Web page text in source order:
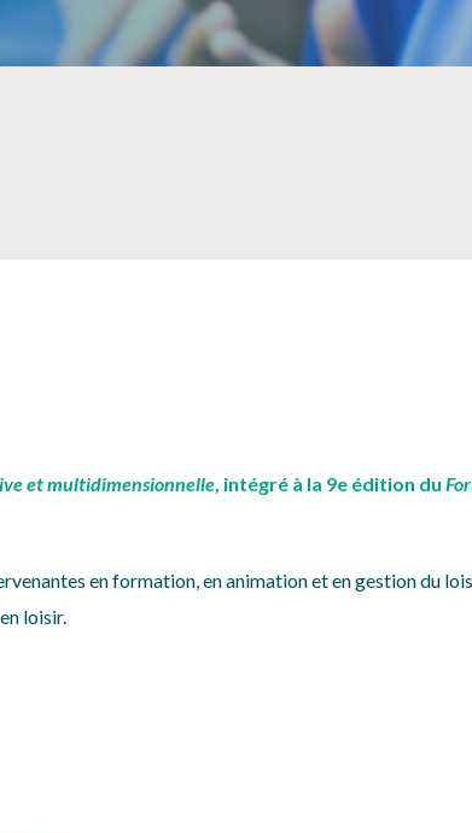
INTÉGRITÉ ET ÉTHIQUE
et multidimensionnelle, intégré à la 9e édition du
en formation, en animation et en gestion du
loisir.